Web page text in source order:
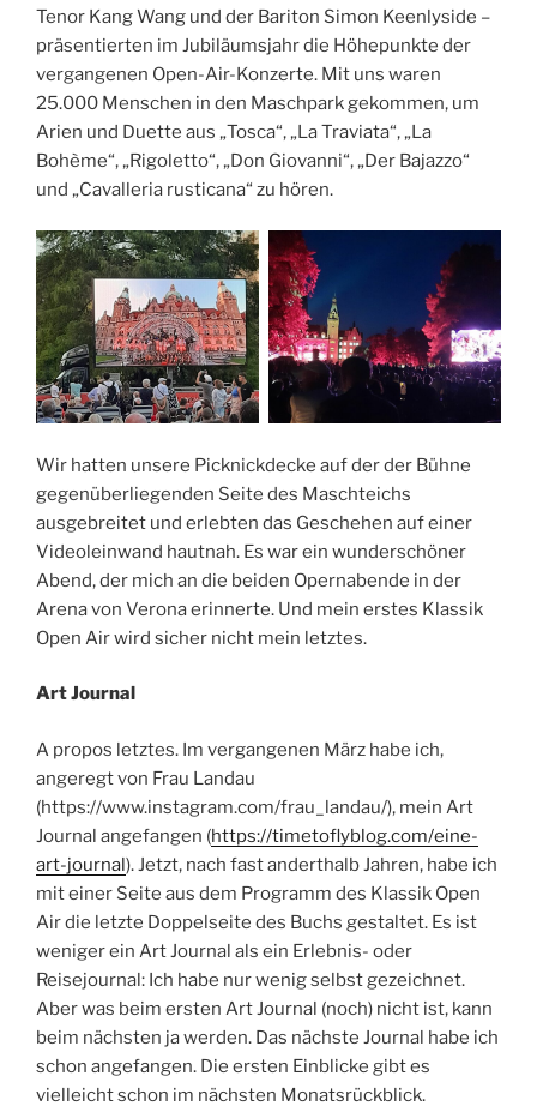
Tenor Kang Wang und der Bariton Simon Keenlyside –
präsentierten im Jubiläumsjahr die Höhepunkte der
vergangenen Open-Air-Konzerte. Mit uns waren
25.000 Menschen in den Maschpark gekommen, um
Arien und Duette aus „Tosca“, „La Traviata“, „La
Bohème“, „Rigoletto“, „Don Giovanni“, „Der Bajazzo“
und „Cavalleria rusticana“ zu hören.
Wir hatten unsere Picknickdecke auf der der Bühne
gegenüberliegenden Seite des Maschteichs
ausgebreitet und erlebten das Geschehen auf einer
Videoleinwand hautnah. Es war ein wunderschöner
Abend, der mich an die beiden Opernabende in der
Arena von Verona erinnerte. Und mein erstes Klassik
Open Air wird sicher nicht mein letztes.
Art Journal
A propos letztes. Im vergangenen März habe ich,
angeregt von Frau Landau
(https://www.instagram.com/frau_landau/), mein Art
Journal angefangen (https://timetoflyblog.com/eine-
art-journal). Jetzt, nach fast anderthalb Jahren, habe ich
mit einer Seite aus dem Programm des Klassik Open
Air die letzte Doppelseite des Buchs gestaltet. Es ist
weniger ein Art Journal als ein Erlebnis- oder
Reisejournal: Ich habe nur wenig selbst gezeichnet.
Aber was beim ersten Art Journal (noch) nicht ist, kann
beim nächsten ja werden. Das nächste Journal habe ich
schon angefangen. Die ersten Einblicke gibt es
vielleicht schon im nächsten Monatsrückblick.